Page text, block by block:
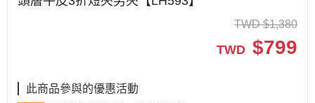
TWD $1,380
TWD $799
此商品參與的優惠活動